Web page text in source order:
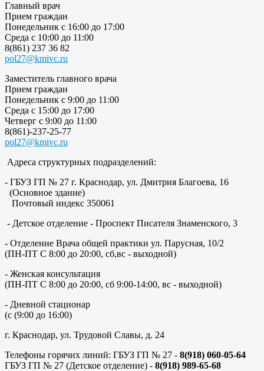
Главный врач
Прием граждан
Понедельник с 16:00 до 17:00
Среда с 10:00 до 11:00
8(861) 237 36 82
pol27@kmivc.ru
Заместитель главного врача
Прием граждан
Понедельник с 9:00 до 11:00
Среда с 15:00 до 17:00
Четверг с 9:00 до 11:00
8(861)-237-25-77
pol27@kmivc.ru
Адреса структурных подразделений:
- ГБУЗ ГП № 27 г. Краснодар, ул. Дмитрия Благоева, 16
(Основное здание)
Почтовый индекс 350061
- Детское отделение - Проспект Писателя Знаменского, 3
- Отделение Врача общей практики ул. Парусная, 10/2
(ПН-ПТ С 8:00 до 20:00, сб,вс - выходной)
- Женская консультация
(ПН-ПТ С 8:00 до 20:00, сб 9:00-14:00, вс - выходной)
- Дневной стационар
(с (9:00 до 16:00)
г. Краснодар, ул. Трудовой Славы, д. 24
Телефоны горячих линий: ГБУЗ ГП № 27 - 8(918) 060-05-64
ГБУЗ ГП № 27 (Детское отделение) - 8(918) 989-65-68